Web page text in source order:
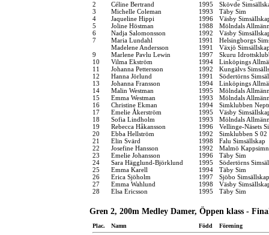
2
Céline Bertrand 1995
Skövde
3
Michelle Coleman 1993
Täby Sim
4
Jaqueline Hippi 1996
Väsby
5
Joline Höstman 1988
Mölndals
6
Nadja Salomonsson 1992
Väsby
7
Maria Lundahl 1991
Helsingborgs
Madelene Andersson
1991
Växjö
9
Marlene Pavlu Lewin 1997
Skuru
10
Vilma Ekström 1994
Linköpings
11
Johanna Pettersson 1992
Kungälvs
12
Hanna Jörlund 1991
Södertörns
13
Johanna Fransson 1994
Linköpings
14
Malin Westman 1995
Mölndals
15
Emma Westman 1993
Mölndals
16
Christine Ekman 1994
Simklubben
17
Emelie Åkerström 1995
Väsby
18
Sofia Lindholm 1993
Mölndals
19
Rebecca Håkansson 1996
Vellinge-Näsets
20
Ebba Hellström 1992
Simklubben S 02
21
Elin Svärd 1998
Falu Simsällskap
22
Josefine Hansson 1992
Malmö
23
Emelie Johansson 1996
Täby Sim
24
Sara Hägglund-Björklund 1995
Södertörns
25
Emma Karell 1994
Täby Sim
26
Erica Sjöholm 1997
Sjöbo Simsällskap
27
Emma Wahlund 1998
Väsby
28
Elsa Ericsson 1995 Täby Sim
Gren 2, 200m Medley Damer, Öppen klass -
Plac. Namn Född Förening